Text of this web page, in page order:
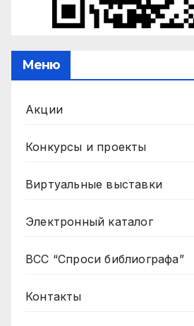
Меню
Акции
Конкурсы и проекты
Виртуальные выставки
Электронный каталог
ВСС “Спроси библиографа”
Контакты